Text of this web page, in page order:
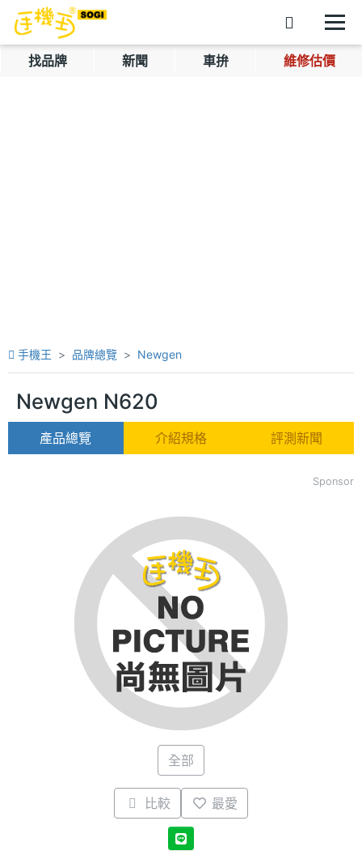
找品牌 新聞 車拚 維修估價
手機王 品牌總覽 Newgen
Newgen N620
產品總覽 介紹規格 評測新聞
Sponsor
全部
比較 最愛